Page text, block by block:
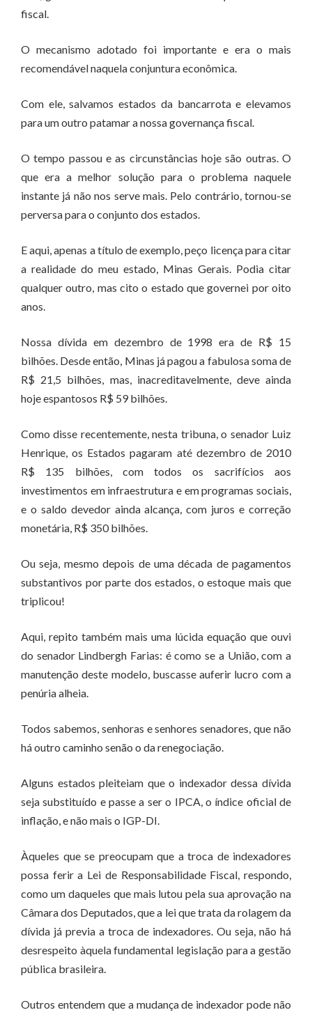
fiscal.
O mecanismo adotado foi importante e era o mais
recomendável naquela conjuntura econômica.
Com ele, salvamos estados da bancarrota e elevamos
para um outro patamar a nossa governança fiscal.
O tempo passou e as circunstâncias hoje são outras. O
que era a melhor solução para o problema naquele
instante já não nos serve mais. Pelo contrário, tornou-se
perversa para o conjunto dos estados.
E aqui, apenas a título de exemplo, peço licença para citar
a realidade do meu estado, Minas Gerais. Podia citar
qualquer outro, mas cito o estado que governei por oito
anos.
Nossa dívida em dezembro de 1998 era de R$ 15
bilhões. Desde então, Minas já pagou a fabulosa soma de
R$ 21,5 bilhões, mas, inacreditavelmente, deve ainda
hoje espantosos R$ 59 bilhões.
Como disse recentemente, nesta tribuna, o senador Luiz
Henrique, os Estados pagaram até dezembro de 2010
R$ 135 bilhões, com todos os sacrifícios aos
investimentos em infraestrutura e em programas sociais,
e o saldo devedor ainda alcança, com juros e correção
monetária, R$ 350 bilhões.
Ou seja, mesmo depois de uma década de pagamentos
substantivos por parte dos estados, o estoque mais que
triplicou!
Aqui, repito também mais uma lúcida equação que ouvi
do senador Lindbergh Farias: é como se a União, com a
manutenção deste modelo, buscasse auferir lucro com a
penúria alheia.
Todos sabemos, senhoras e senhores senadores, que não
há outro caminho senão o da renegociação.
Alguns estados pleiteiam que o indexador dessa dívida
seja substituído e passe a ser o IPCA, o índice oficial de
inflação, e não mais o IGP-DI.
Àqueles que se preocupam que a troca de indexadores
possa ferir a Lei de Responsabilidade Fiscal, respondo,
como um daqueles que mais lutou pela sua aprovação na
Câmara dos Deputados, que a lei que trata da rolagem da
dívida já previa a troca de indexadores. Ou seja, não há
desrespeito àquela fundamental legislação para a gestão
pública brasileira.
Outros entendem que a mudança de indexador pode não